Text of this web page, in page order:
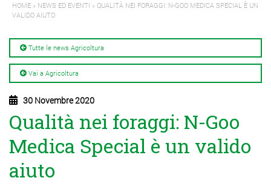
HOME » NEWS ED EVENTI » QUALITÀ NEI FORAGGI: N-GOO MEDICA SPECIAL È UN
VALIDO AIUTO
Tutte le news Agricoltura
Vai a Agricoltura
30 Novembre 2020
Qualità nei foraggi: N-Goo
Medica Special è un valido
aiuto